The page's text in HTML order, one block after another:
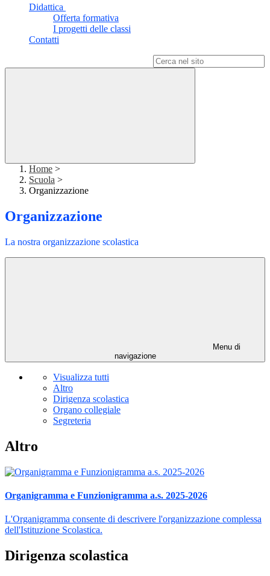
Didattica
Offerta formativa
I progetti delle classi
Contatti
Home >
Scuola >
Organizzazione
Organizzazione
La nostra organizzazione scolastica
Menu di
navigazione
Visualizza tutti
Altro
Dirigenza scolastica
Organo collegiale
Segreteria
Altro
Organigramma e Funzionigramma a.s. 2025-2026
L'Organigramma consente di descrivere l'organizzazione complessa
dell'Istituzione Scolastica.
Dirigenza scolastica